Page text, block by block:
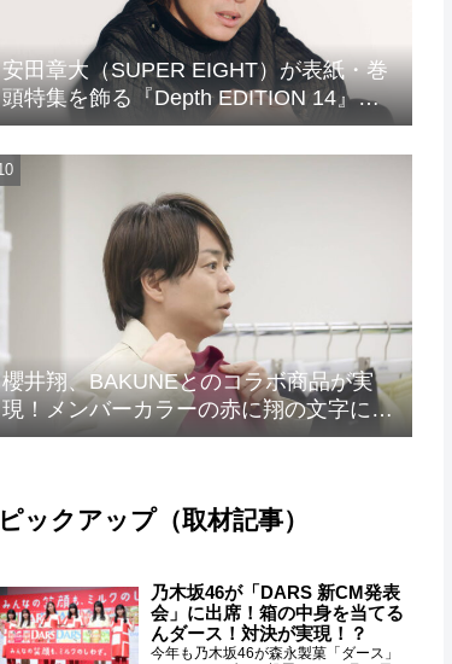
安田章大（SUPER EIGHT）が表紙・巻
頭特集を飾る『Depth EDITION 14』が
発売！
櫻井翔、BAKUNEとのコラボ商品が実
現！メンバーカラーの赤に翔の文字に着
想を得たデザイン
ピックアップ（取材記事）
乃木坂46が「DARS 新CM発表
会」に出席！箱の中身を当てる
んダース！対決が実現！？
今年も乃木坂46が森永製菓「ダース」